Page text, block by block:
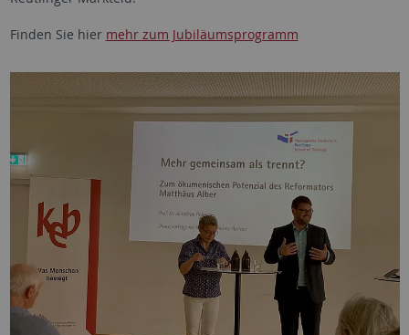
Finden Sie hier mehr zum Jubiläumsprogramm